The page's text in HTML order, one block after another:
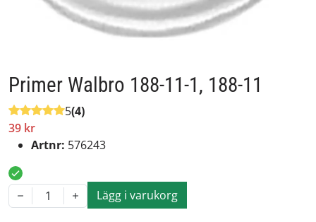
Primer Walbro 188-11-1, 188-11
5(4)
39 kr
Artnr: 576243
1 Lägg i varukorg